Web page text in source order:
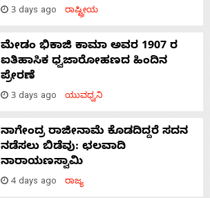
3 days ago ರಾಷ್ಟ್ರೀಯ
ಮೇಡಂ ಭಿಕಾಜಿ ಕಾಮಾ ಅವರ 1907 ರ
ಐತಿಹಾಸಿಕ ಧ್ವಜಾರೋಹಣದ ಹಿಂದಿನ
ಪ್ರೇರಣೆ
3 days ago ಯುವಧ್ವನಿ
ನಾಗೇಂದ್ರ ರಾಜೀನಾಮೆ ಕೊಡದಿದ್ದರೆ ಸದನ
ನಡೆಸಲು ಬಿಡೆವು: ಛಲವಾದಿ
ನಾರಾಯಣಸ್ವಾಮಿ
4 days ago ರಾಜ್ಯ